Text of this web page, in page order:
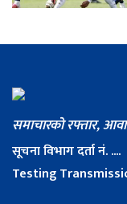
समाचारको रफ्तार,
सूचना विभाग दर्ता नं. ....
Testing